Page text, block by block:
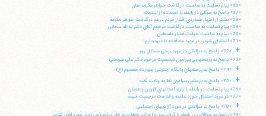
«66» پيام تسليت به مناسبت درگذشت خواهر مكرمه شان
«67» پاسخ به سؤالي در رابطه با استفاده از اينترنت
«68» تشكر از اظهار همدردي اقشار مردم در غم درگذشت خواهر مكرمه
«69» پيام تسليت به مناسبت درگذشت مرحوم آقاي دكتر يدالله سحابي
«70» پيام به مناسبت حوادث غمبار فلسطين
«71» استفتاي شرعي در مورد مصافحه با غيرمحارم
+
«72» پاسخ به سؤالاتي در مورد برخي مسائل روز
«73» پاسخ به پرسشهايي پيرامون شخصيت مرحوم دكتر علي شريعتي
+ «74» پاسخ به پرسشهاي پايگاه اينترنتي چهارده معصوم (ع)
+
«75» پاسخ به پرسشي پيرامون نظريه ولايت فقيه
«76» پيام تسليت در رابطه با زلزله استانهاي قزوين و همدان
«77» در مورد استقلال حوزه علميه و قداست مرجعيت شيعه
+
«78» پاسخ به سؤالاتي در مورد آزاديهاي اجتماعي